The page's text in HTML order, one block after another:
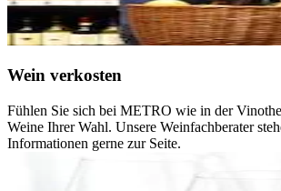
Wein verkosten
Fühlen Sie sich bei METRO wie in der
Weine Ihrer Wahl. Unsere Weinfachberater
Informationen gerne zur Seite.